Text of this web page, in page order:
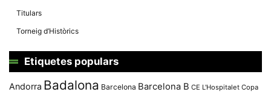
Titulars
Torneig d’Històrics
Etiquetes populars
Andorra Badalona Barcelona Barcelona B CE L'Hospitalet Copa